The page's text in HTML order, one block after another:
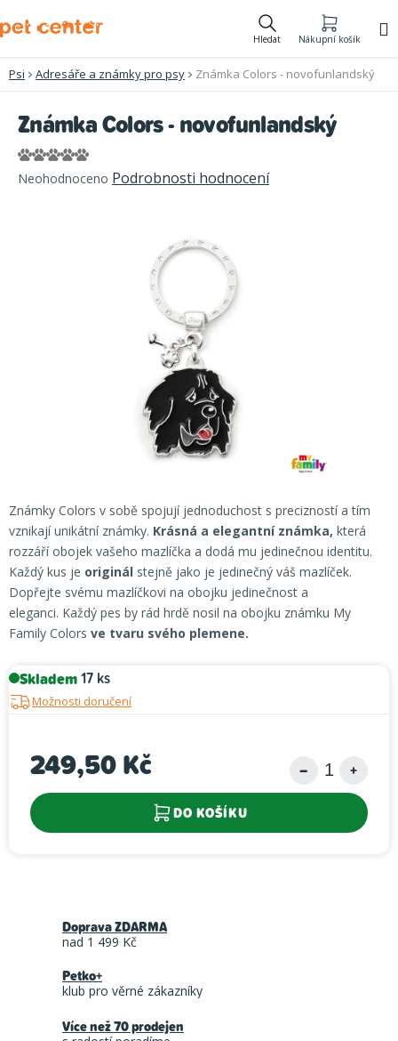
na
Hledat Nákupní košík
Psi Adresáře a známky pro psy Známka Colors - novofunlandský
Známky Colors v sobě spojují jednoduchost s precizností a tím
vznikají unikátní známky. Krásná a elegantní známka, která
rozzáří obojek vašeho mazlíčka a dodá mu jedinečnou identitu.
Každý kus je originál stejně jako je jedinečný váš mazlíček.
Dopřejte svému mazlíčkovi na obojku jedinečnost a
eleganci. Každý pes by rád hrdě nosil na obojku známku My
Family Colors ve tvaru svého plemene.
Skladem17 ks
Možnosti doručení
249,50 Kč
DO KOŠÍKU
Známka Colors - novofunlandský
Průměrné
hodnocení
Neohodnoceno Podrobnosti hodnocení
Doprava ZDARMA
nad 1 499 Kč
Petko+
klub pro věrné zákazníky
Více než 70 prodejen